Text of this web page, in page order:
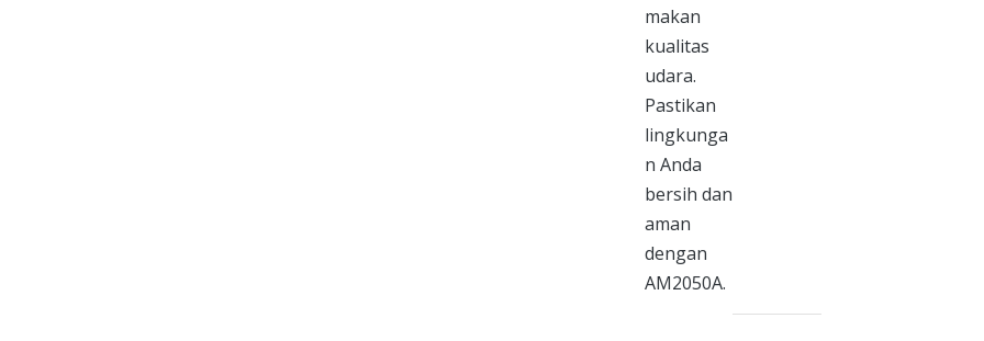
makan
kualitas
udara.
Pastikan
lingkunga
n Anda
bersih dan
aman
dengan
AM2050A.